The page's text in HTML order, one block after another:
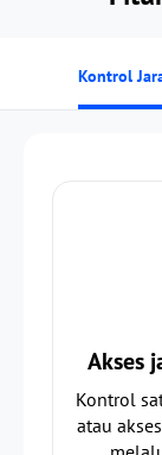
Kontrol
Akses
Kontrol
atau